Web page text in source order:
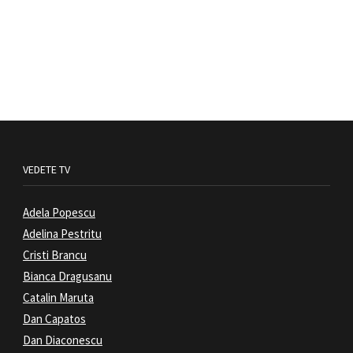
VEDETE TV
Adela Popescu
Adelina Pestritu
Cristi Brancu
Bianca Dragusanu
Catalin Maruta
Dan Capatos
Dan Diaconescu